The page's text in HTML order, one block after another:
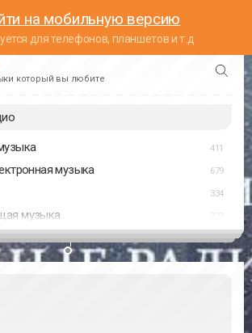
на мобильную версию
для телефонов, планшетов и т.д
который вы любите
411
музыка 679
334
музыка